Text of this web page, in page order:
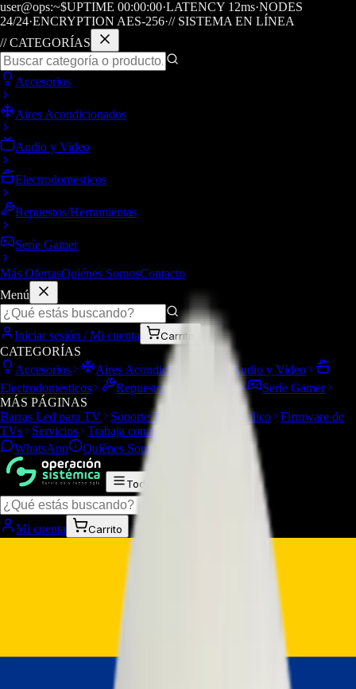
user@ops:~$UPTIME 00:00:00·LATENCY 12ms·NODES
24/24·ENCRYPTION AES-256·// SISTEMA EN LÍNEA
// CATEGORÍAS
Accesorios
Aires Acondicionados
Audio y Video
Electrodomesticos
Repuestos/Herramientas
Seríe Gamer
Más OfertasQuiénes SomosContacto
Menú
Iniciar sesión / Mi cuenta Carrito
CATEGORÍAS
Accesorios
Aires Acondicionados
Audio y Video
Electrodomesticos
Repuestos/Herramientas
Seríe Gamer
MÁS PÁGINAS
Barras Led para TV
Soporte Técnico LGP/Acrilico
Firmware de
TVs
Servicios
Trabaja con nosotros
WhatsApp
Quiénes Somos
Todas las categorías
Mi cuenta Carrito